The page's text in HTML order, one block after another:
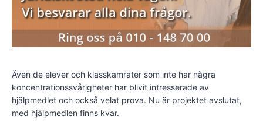
Även de elever och klasskamrater som inte har några
koncentrationssvårigheter har blivit intresserade av
hjälpmedlet och också velat prova. Nu är projektet avslutat,
med hjälpmedlen finns kvar.